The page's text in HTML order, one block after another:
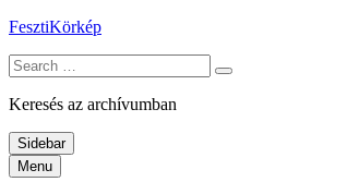
Skip
content
FesztiKörkép
Search
for:
Keresés az archívumban
Sidebar
Menu